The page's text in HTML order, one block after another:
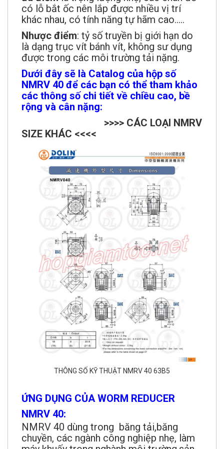
có lỗ bắt ốc nên lắp được nhiều vị trí
khác nhau, có tính năng tự hãm cao.....
Nhược điểm: tỷ số truyền bị giới hạn do
là dạng trục vít bánh vít, không sư dụng
được trong các môi trường tải nặng.
Dưới đây sẽ là Catalog của hộp số
NMRV 40 để các bạn có thể tham khảo
các thông số chi tiết về chiều cao, bề
rộng và cân nặng:
>>>> CÁC LOẠI NMRV
SIZE KHÁC <<<<
THÔNG SỐ KỸ THUẬT NMRV 40 63B5
ỨNG DỤNG CỦA WORM REDUCER
NMRV 40:
NMRV 40 dùng trong băng tải,băng
chuyền, các ngành công nghiệp nhẹ, làm